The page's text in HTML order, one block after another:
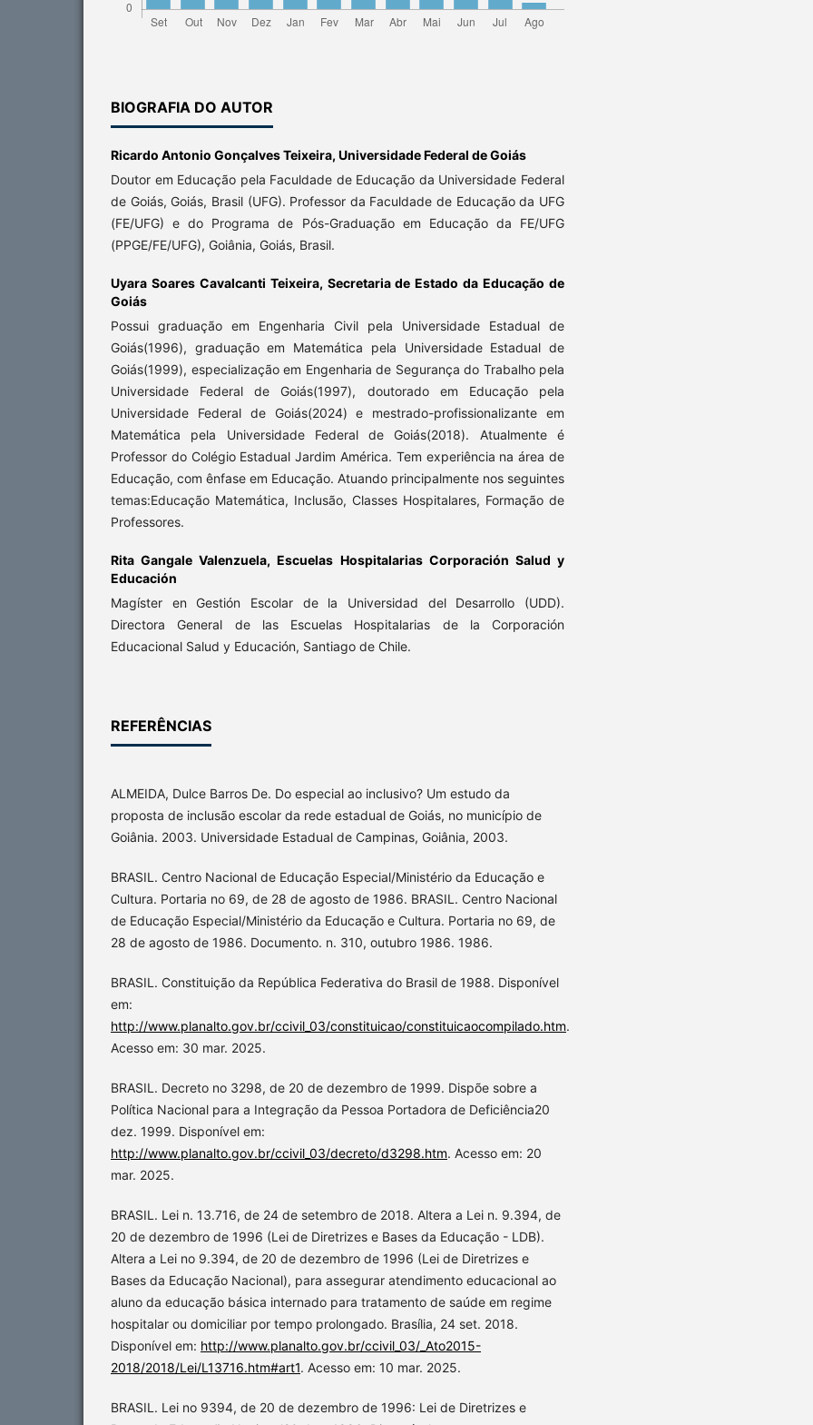
BIOGRAFIA DO AUTOR
Ricardo Antonio Gonçalves Teixeira, Universidade Federal de Goiás
Doutor em Educação pela Faculdade de Educação da Universidade Federal
de Goiás, Goiás, Brasil (UFG). Professor da Faculdade de Educação da UFG
(FE/UFG) e do Programa de Pós-Graduação em Educação da FE/UFG
(PPGE/FE/UFG), Goiânia, Goiás, Brasil.
Uyara Soares Cavalcanti Teixeira, Secretaria de Estado da Educação de
Goiás
Possui graduação em Engenharia Civil pela Universidade Estadual de
Goiás(1996), graduação em Matemática pela Universidade Estadual de
Goiás(1999), especialização em Engenharia de Segurança do Trabalho pela
Universidade Federal de Goiás(1997), doutorado em Educação pela
Universidade Federal de Goiás(2024) e mestrado-profissionalizante em
Matemática pela Universidade Federal de Goiás(2018). Atualmente é
Professor do Colégio Estadual Jardim América. Tem experiência na área de
Educação, com ênfase em Educação. Atuando principalmente nos seguintes
temas:Educação Matemática, Inclusão, Classes Hospitalares, Formação de
Professores.
Rita Gangale Valenzuela,Escuelas Hospitalarias Corporación Salud y
Educación
Magíster en Gestión Escolar de la Universidad del Desarrollo (UDD).
Directora General de las Escuelas Hospitalarias de la Corporación
Educacional Salud y Educación, Santiago de Chile.
REFERÊNCIAS
ALMEIDA, Dulce Barros De. Do especial ao inclusivo? Um estudo da
proposta de inclusão escolar da rede estadual de Goiás, no município de
Goiânia. 2003. Universidade Estadual de Campinas, Goiânia, 2003.
BRASIL. Centro Nacional de Educação Especial/Ministério da Educação e
Cultura. Portaria no 69, de 28 de agosto de 1986. BRASIL. Centro Nacional
de Educação Especial/Ministério da Educação e Cultura. Portaria no 69, de
28 de agosto de 1986. Documento. n. 310, outubro 1986. 1986.
BRASIL. Constituição da República Federativa do Brasil de 1988. Disponível
em:
http://www.planalto.gov.br/ccivil_03/constituicao/constituicaocompilado.htm.
Acesso em: 30 mar. 2025.
BRASIL. Decreto no 3298, de 20 de dezembro de 1999. Dispõe sobre a
Política Nacional para a Integração da Pessoa Portadora de Deficiência20
dez. 1999. Disponível em:
http://www.planalto.gov.br/ccivil_03/decreto/d3298.htm. Acesso em: 20
mar. 2025.
BRASIL. Lei n. 13.716, de 24 de setembro de 2018. Altera a Lei n. 9.394, de
20 de dezembro de 1996 (Lei de Diretrizes e Bases da Educação - LDB).
Altera a Lei no 9.394, de 20 de dezembro de 1996 (Lei de Diretrizes e
Bases da Educação Nacional), para assegurar atendimento educacional ao
aluno da educação básica internado para tratamento de saúde em regime
hospitalar ou domiciliar por tempo prolongado. Brasília, 24 set. 2018.
Disponível em: http://www.planalto.gov.br/ccivil_03/_Ato2015-
2018/2018/Lei/L13716.htm#art1. Acesso em: 10 mar. 2025.
BRASIL. Lei no 9394, de 20 de dezembro de 1996: Lei de Diretrizes e